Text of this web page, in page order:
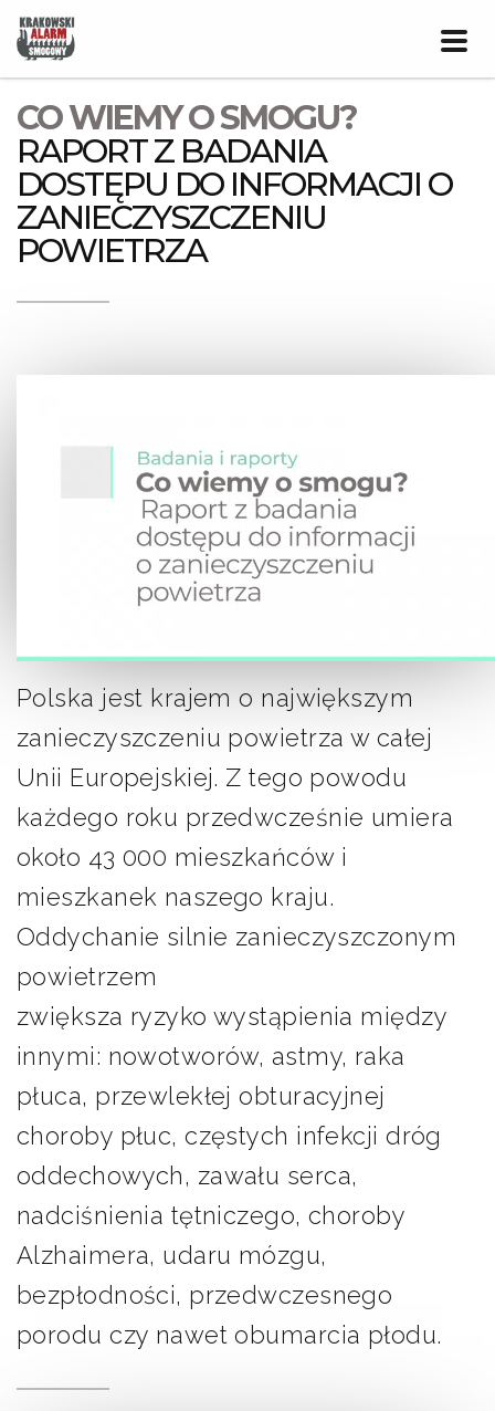
CO WIEMY O SMOGU?
RAPORT Z BADANIA
DOSTĘPU DO INFORMACJI O
ZANIECZYSZCZENIU
POWIETRZA
Polska jest krajem o największym
zanieczyszczeniu powietrza w całej
Unii Europejskiej. Z tego powodu
każdego roku przedwcześnie umiera
około 43 000 mieszkańców i
mieszkanek naszego kraju.
Oddychanie silnie zanieczyszczonym
powietrzem
zwiększa ryzyko wystąpienia między
innymi: nowotworów, astmy, raka
płuca, przewlekłej obturacyjnej
choroby płuc, częstych infekcji dróg
oddechowych, zawału serca,
nadciśnienia tętniczego, choroby
Alzhaimera, udaru mózgu,
bezpłodności, przedwczesnego
porodu czy nawet obumarcia płodu.